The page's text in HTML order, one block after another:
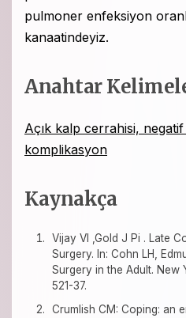
pulmoner enfeksiyon
kanaatindeyiz.
Anahtar
Açık kalp cerrahisi,
komplikasyon
Kaynakça
Vijay VI ,Gold J Pi . Late
Surgery. In: Cohn LH,
Surgery in the Adult. New
521-37.
Crumlish CM: Coping: an